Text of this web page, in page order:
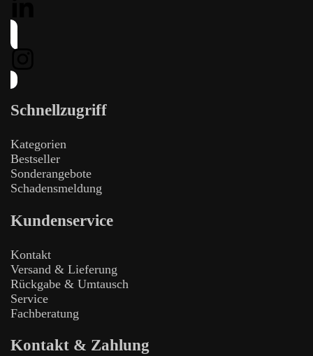
Schnellzugriff
Kategorien
Bestseller
Sonderangebote
Schadensmeldung
Kundenservice
Kontakt
Versand & Lieferung
Rückgabe & Umtausch
Service
Fachberatung
Kontakt & Zahlung